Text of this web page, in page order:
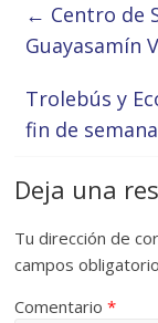
← Centro de
Guayasamín
Trolebús y
fin de
Deja una
Tu dirección de
campos
Comentario*